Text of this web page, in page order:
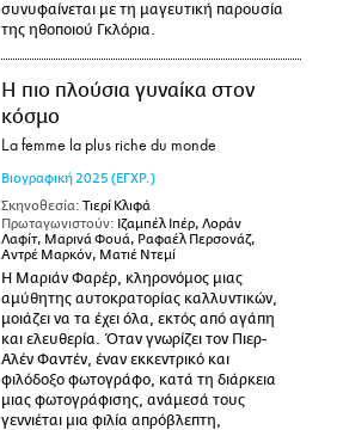
συνυφαίνεται με τη μαγευτική παρουσία
της ηθοποιού Γκλόρια.
Η πιο πλούσια γυναίκα στον
κόσμο
La femme la plus riche du monde
Βιογραφική 2025 (ΕΓΧΡ.)
Σκηνοθεσία: Τιερί Κλιφά
Πρωταγωνιστούν: Ιζαμπέλ Ιπέρ, Λοράν
Λαφίτ, Μαρινά Φουά, Ραφαέλ Περσονάζ,
Αντρέ Μαρκόν, Ματιέ Ντεμί
Η Μαριάν Φαρέρ, κληρονόμος μιας
αμύθητης αυτοκρατορίας καλλυντικών,
μοιάζει να τα έχει όλα, εκτός από αγάπη
και ελευθερία. Όταν γνωρίζει τον Πιερ-
Αλέν Φαντέν, έναν εκκεντρικό και
φιλόδοξο φωτογράφο, κατά τη διάρκεια
μιας φωτογράφισης, ανάμεσά τους
γεννιέται μια φιλία απρόβλεπτη,